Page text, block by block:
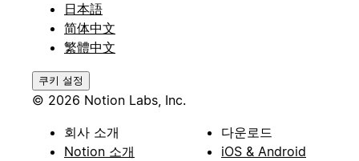
日本語
简体中文
繁體中文
쿠키 설정
© 2026 Notion Labs, Inc.
회사 소개
Notion 소개
다운로드
iOS & Android